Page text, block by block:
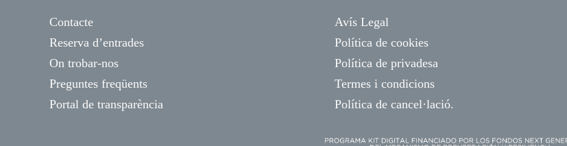
Contacte
Reserva d’entrades
On trobar-nos
Preguntes freqüents
Portal de transparència
Avís Legal
Política de cookies
Política de privadesa
Termes i condicions
Política de cancel·lació.